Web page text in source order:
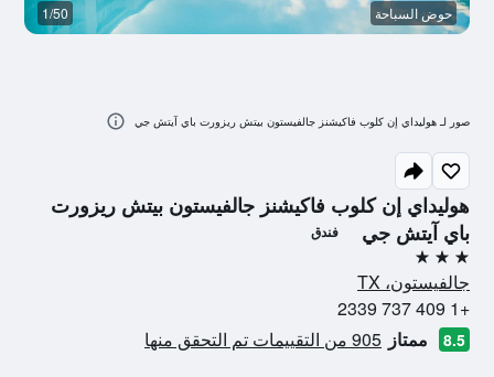
هوليداي إن كلوب فاكيشنز جالفيستون بيتش ريزورت
باي آيتش جي
فندق
3 نجوم
جالفيستون، TX
+1 409 737 2339
8.5 ممتاز 905 من التقييمات تم التحقق منها
حوض السباحة 1/50
صور لـ هوليداي إن كلوب فاكيشنز جالفيستون بيتش ريزورت باي آيتش جي